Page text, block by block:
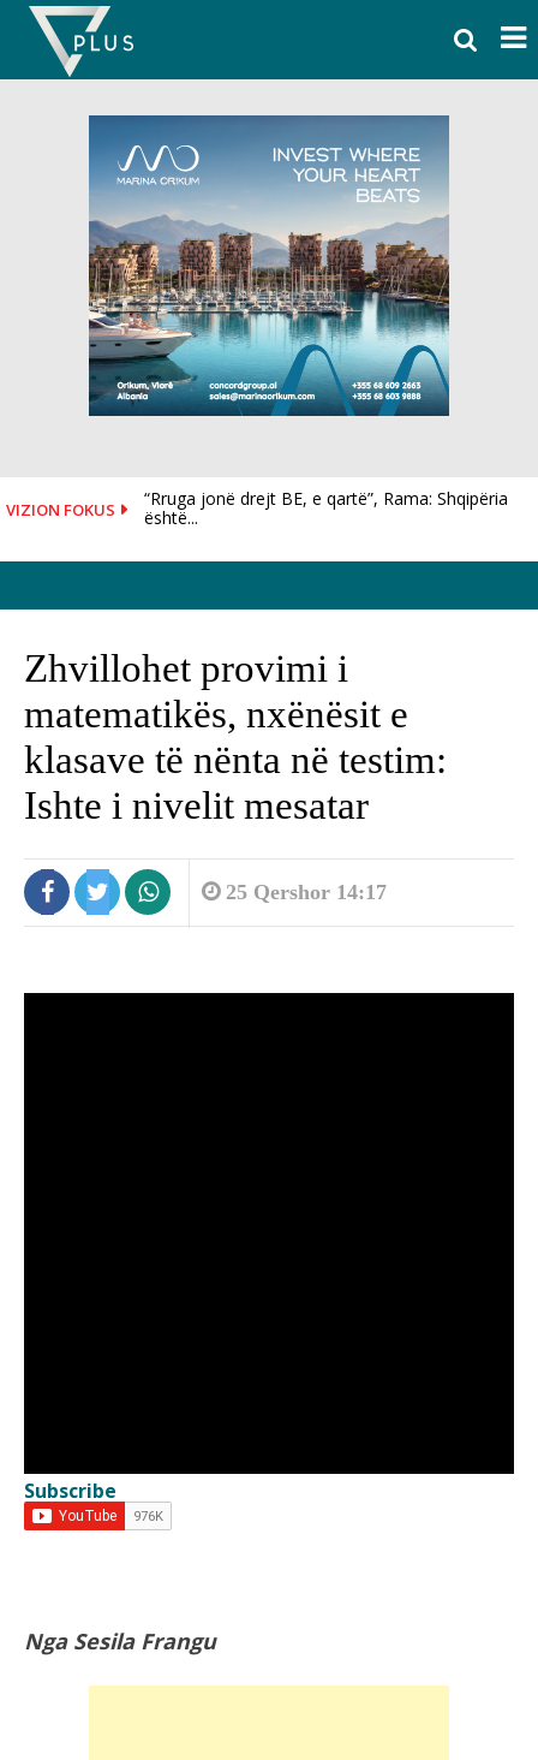
Skip
content
VIZION FOKUS
“Rruga jonë drejt BE, e qartë”, Rama: Shqipëria
është...
Zhvillohet provimi i
matematikës, nxënësit e
klasave të nënta në testim:
Ishte i nivelit mesatar
25 Qershor 14:17
Subscribe
Nga Sesila Frangu